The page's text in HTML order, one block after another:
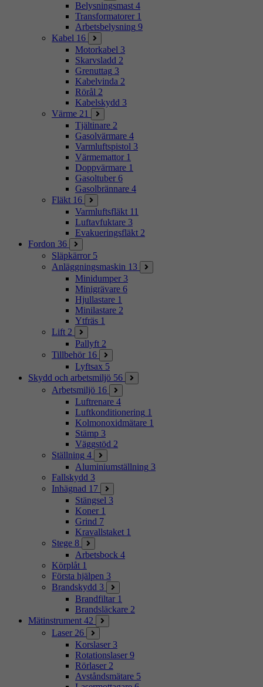
Belysningsmast 4
Transformatorer 1
Arbetsbelysning 9
Kabel 16
Motorkabel 3
Skarvsladd 2
Grenuttag 3
Kabelvinda 2
Rörål 2
Kabelskydd 3
Värme 21
Tjältinare 2
Gasolvärmare 4
Varmluftspistol 3
Värmemattor 1
Doppvärmare 1
Gasoltuber 6
Gasolbrännare 4
Fläkt 16
Varmluftsfläkt 11
Luftavfuktare 3
Evakueringsfläkt 2
Fordon 36
Släpkärror 5
Anläggningsmaskin 13
Minidumper 3
Minigrävare 6
Hjullastare 1
Minilastare 2
Ytfräs 1
Lift 2
Pallyft 2
Tillbehör 16
Lyftsax 5
Skydd och arbetsmiljö 56
Arbetsmiljö 16
Luftrenare 4
Luftkonditionering 1
Kolmonoxidmätare 1
Stämp 3
Väggstöd 2
Ställning 4
Aluminiumställning 3
Fallskydd 3
Inhägnad 17
Stängsel 3
Koner 1
Grind 7
Kravallstaket 1
Stege 8
Arbetsbock 4
Körplåt 1
Första hjälpen 3
Brandskydd 3
Brandfiltar 1
Brandsläckare 2
Mätinstrument 42
Laser 26
Korslaser 3
Rotationslaser 9
Rörlaser 2
Avståndsmätare 5